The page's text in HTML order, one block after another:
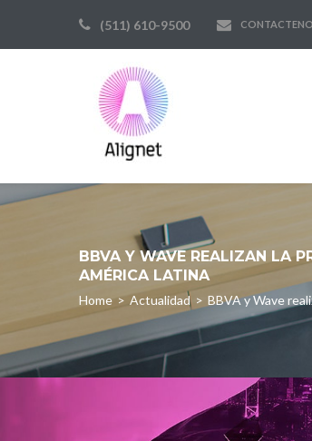
(511) 610-9500
BBVA Y WAVE REALIZAN LA
AMÉRICA LATINA
Home > Actualidad > BBVA y Wave